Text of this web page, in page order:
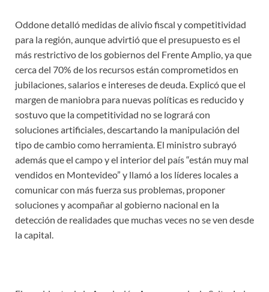
Oddone detalló medidas de alivio fiscal y competitividad
para la región, aunque advirtió que el presupuesto es el
más restrictivo de los gobiernos del Frente Amplio, ya que
cerca del 70% de los recursos están comprometidos en
jubilaciones, salarios e intereses de deuda. Explicó que el
margen de maniobra para nuevas políticas es reducido y
sostuvo que la competitividad no se logrará con
soluciones artificiales, descartando la manipulación del
tipo de cambio como herramienta. El ministro subrayó
además que el campo y el interior del país “están muy mal
vendidos en Montevideo” y llamó a los líderes locales a
comunicar con más fuerza sus problemas, proponer
soluciones y acompañar al gobierno nacional en la
detección de realidades que muchas veces no se ven desde
la capital.